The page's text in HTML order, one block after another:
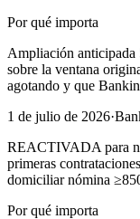
Por qué importa
Ampliación anticipada
sobre la ventana
agotando y que
1 de julio de 2026·
REACTIVADA para
primeras
domiciliar nómina
Por qué importa